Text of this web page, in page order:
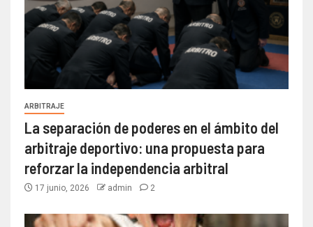
ARBITRAJE
La separación de poderes en el ámbito del
arbitraje deportivo: una propuesta para
reforzar la independencia arbitral
17 junio, 2026 admin 2